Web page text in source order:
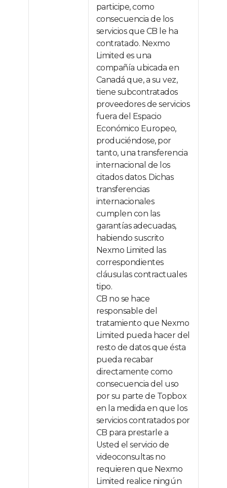
participe, como
consecuencia de los
servicios que CB le ha
contratado. Nexmo
Limited es una
compañía ubicada en
Canadá que, a su vez,
tiene subcontratados
proveedores de servicios
fuera del Espacio
Económico Europeo,
produciéndose, por
tanto, una transferencia
internacional de los
citados datos. Dichas
transferencias
internacionales
cumplen con las
garantías adecuadas,
habiendo suscrito
Nexmo Limited las
correspondientes
cláusulas contractuales
tipo.
CB no se hace
responsable del
tratamiento que Nexmo
Limited pueda hacer del
resto de datos que ésta
pueda recabar
directamente como
consecuencia del uso
por su parte de Topbox
en la medida en que los
servicios contratados por
CB para prestarle a
Usted el servicio de
videoconsultas no
requieren que Nexmo
Limited realice ningún